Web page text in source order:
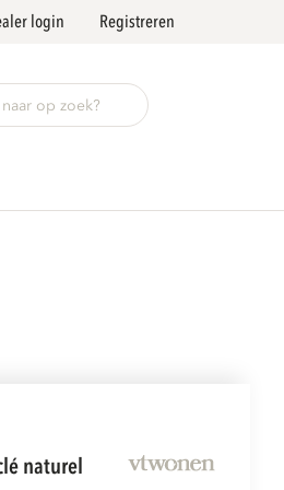
login Registreren
naturel